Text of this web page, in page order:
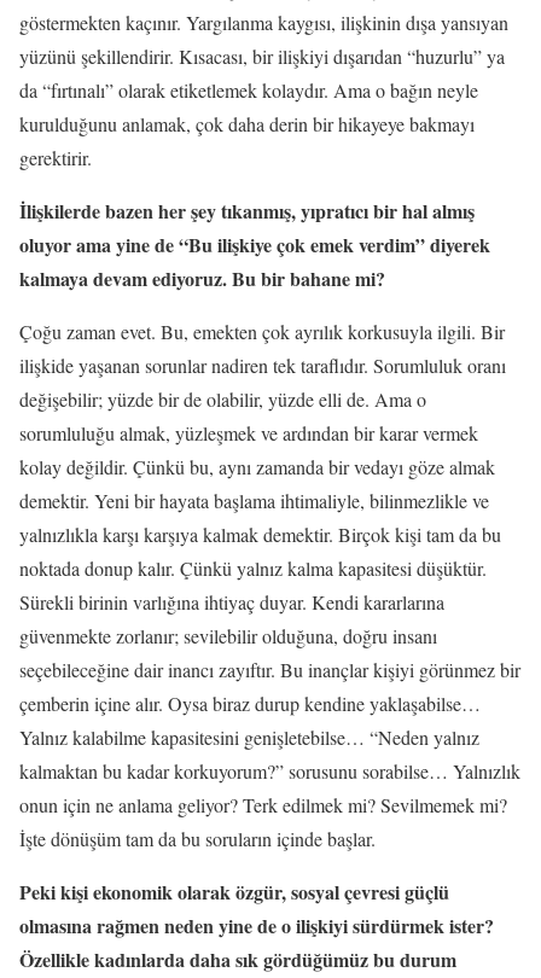
göstermekten kaçınır. Yargılanma kaygısı, ilişkinin dışa yansıyan
yüzünü şekillendirir. Kısacası, bir ilişkiyi dışarıdan “huzurlu” ya
da “fırtınalı” olarak etiketlemek kolaydır. Ama o bağın neyle
kurulduğunu anlamak, çok daha derin bir hikayeye bakmayı
gerektirir.
İlişkilerde bazen her şey tıkanmış, yıpratıcı bir hal almış
oluyor ama yine de “Bu ilişkiye çok emek verdim” diyerek
kalmaya devam ediyoruz. Bu bir bahane mi?
Çoğu zaman evet. Bu, emekten çok ayrılık korkusuyla ilgili. Bir
ilişkide yaşanan sorunlar nadiren tek taraflıdır. Sorumluluk oranı
değişebilir; yüzde bir de olabilir, yüzde elli de. Ama o
sorumluluğu almak, yüzleşmek ve ardından bir karar vermek
kolay değildir. Çünkü bu, aynı zamanda bir vedayı göze almak
demektir. Yeni bir hayata başlama ihtimaliyle, bilinmezlikle ve
yalnızlıkla karşı karşıya kalmak demektir. Birçok kişi tam da bu
noktada donup kalır. Çünkü yalnız kalma kapasitesi düşüktür.
Sürekli birinin varlığına ihtiyaç duyar. Kendi kararlarına
güvenmekte zorlanır; sevilebilir olduğuna, doğru insanı
seçebileceğine dair inancı zayıftır. Bu inançlar kişiyi görünmez bir
çemberin içine alır. Oysa biraz durup kendine yaklaşabilse…
Yalnız kalabilme kapasitesini genişletebilse… “Neden yalnız
kalmaktan bu kadar korkuyorum?” sorusunu sorabilse… Yalnızlık
onun için ne anlama geliyor? Terk edilmek mi? Sevilmemek mi?
İşte dönüşüm tam da bu soruların içinde başlar.
Peki kişi ekonomik olarak özgür, sosyal çevresi güçlü
olmasına rağmen neden yine de o ilişkiyi sürdürmek ister?
Özellikle kadınlarda daha sık gördüğümüz bu durum